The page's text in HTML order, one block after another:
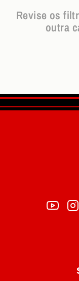
Revise os
outra